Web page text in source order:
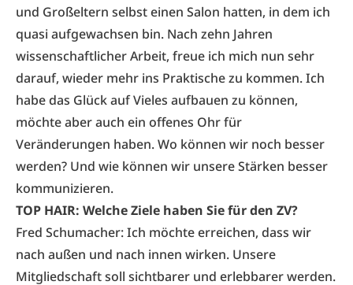
und Großeltern selbst einen Salon hatten, in dem ich
quasi aufgewachsen bin. Nach zehn Jahren
wissenschaftlicher Arbeit, freue ich mich nun sehr
darauf, wieder mehr ins Praktische zu kommen. Ich
habe das Glück auf Vieles aufbauen zu können,
möchte aber auch ein offenes Ohr für
Veränderungen haben. Wo können wir noch besser
werden? Und wie können wir unsere Stärken besser
kommunizieren.
TOP HAIR: Welche Ziele haben Sie für den ZV?
Fred Schumacher: Ich möchte erreichen, dass wir
nach außen und nach innen wirken. Unsere
Mitgliedschaft soll sichtbarer und erlebbarer werden.